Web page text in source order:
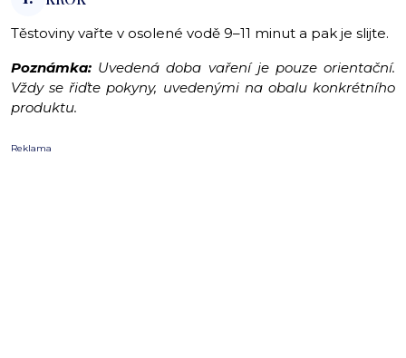
Těstoviny vařte v osolené vodě 9–11 minut a pak je slijte.
Poznámka: Uvedená doba vaření je pouze orientační.
Vždy se řiďte pokyny, uvedenými na obalu konkrétního
produktu.
Reklama